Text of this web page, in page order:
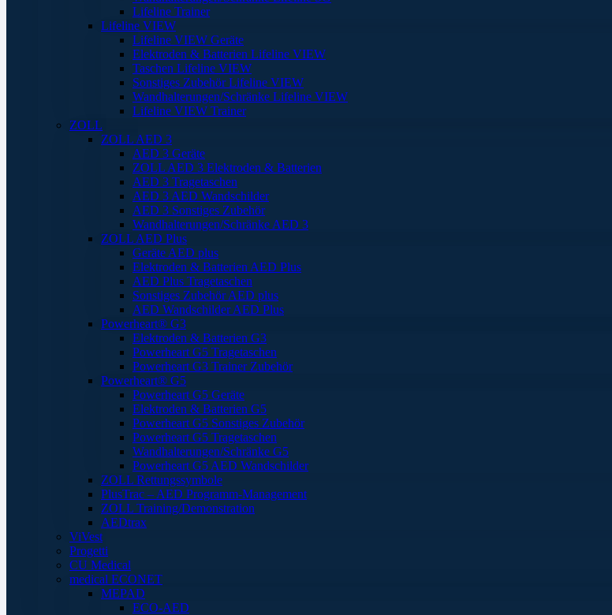
Lifeline Trainer
Lifeline VIEW
Lifeline VIEW Geräte
Elektroden & Batterien Lifeline VIEW
Taschen Lifeline VIEW
Sonstiges Zubehör Lifeline VIEW
Wandhalterungen/Schränke Lifeline VIEW
Lifeline VIEW Trainer
ZOLL
ZOLL AED 3
AED 3 Geräte
ZOLL AED 3 Elektroden & Batterien
AED 3 Tragetaschen
AED 3 AED Wandschilder
AED 3 Sonstiges Zubehör
Wandhalterungen/Schränke AED 3
ZOLL AED Plus
Geräte AED plus
Elektroden & Batterien AED Plus
AED Plus Tragetaschen
Sonstiges Zubehör AED plus
AED Wandschilder AED Plus
Powerheart® G3
Elektroden & Batterien G3
Powerheart G5 Tragetaschen
Powerheart G3 Trainer Zubehör
Powerheart® G5
Powerheart G5 Geräte
Elektroden & Batterien G5
Powerheart G5 Sonstiges Zubehör
Powerheart G5 Tragetaschen
Wandhalterungen/Schränke G5
Powerheart G5 AED Wandschilder
ZOLL Rettungssymbole
PlusTrac – AED Programm-Management
ZOLL Training/Demonstration
AEDtrax
ViVest
Progetti
CU Medical
medical ECONET
MEPAD
ECO-AED